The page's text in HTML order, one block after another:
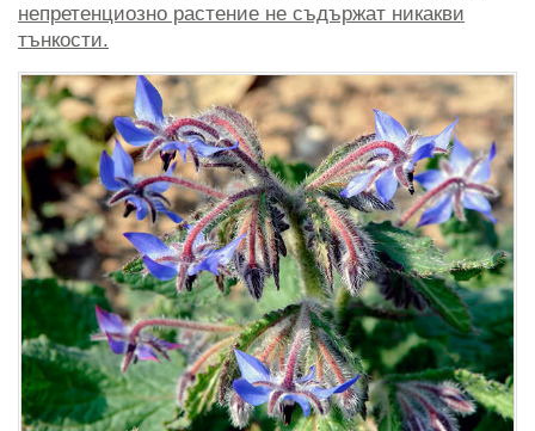
непретенциозно растение не съдържат никакви
тънкости.